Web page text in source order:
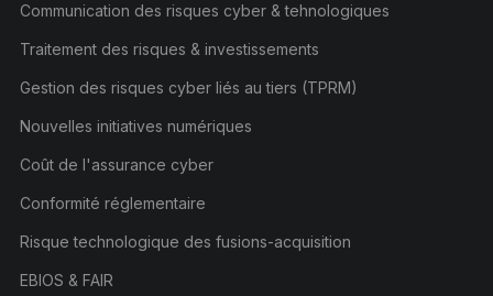
Communication des risques cyber & tehnologiques
Traitement des risques & investissements
Gestion des risques cyber liés au tiers (TPRM)
Nouvelles initiatives numériques
Coût de l'assurance cyber
Conformité réglementaire
Risque technologique des fusions-acquisition
EBIOS & FAIR